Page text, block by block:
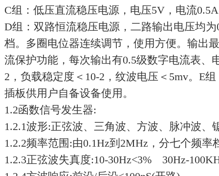
C组：低压直流稳压电源，电压5V，电流
D组：双路恒流稳压电源，二路输出电压均
档。多圈电位器连续调节，使用方便。输出
流保护功能，每次输出有0.5级数字电流表、
2，负载稳定度＜10-2，纹波电压＜5mv。E
插板供用户自备设备使用。
1.2函数信号发生器:
1.2.1波形:正弦波、三角波、方波、脉冲波、
1.2.2频率范围:由0.1Hz到2MHz，分七个频率
1.2.3正弦波失真度:10-30Hz<3% 30Hz-